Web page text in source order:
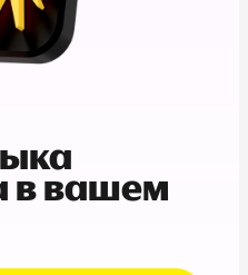
в вашем